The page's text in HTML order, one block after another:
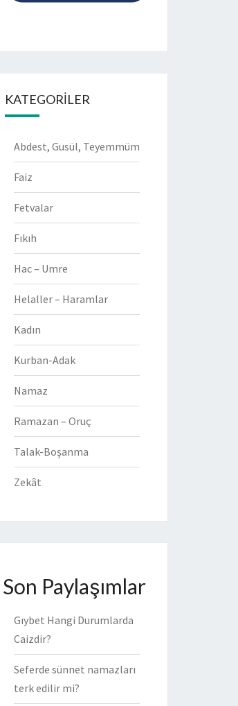
KATEGORILER
Abdest, Gusül, Teyemmüm
Faiz
Fetvalar
Fıkıh
Hac – Umre
Helaller – Haramlar
Kadın
Kurban-Adak
Namaz
Ramazan – Oruç
Talak-Boşanma
Zekât
Son Paylaşımlar
Gıybet Hangi Durumlarda
Caizdir?
Seferde sünnet namazları
terk edilir mi?